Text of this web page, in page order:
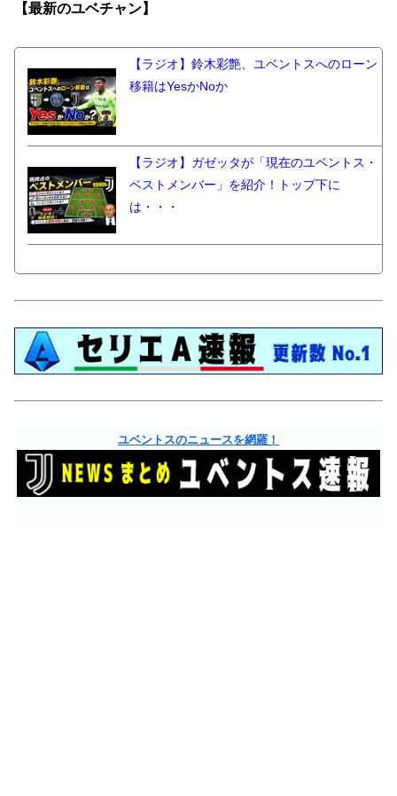
【最新のユベチャン】
【ラジオ】鈴木彩艶、ユベントスへのローン
移籍はYesかNoか
【ラジオ】ガゼッタが「現在のユベントス・
ベストメンバー」を紹介！トップ下に
は・・・
ユベントスのニュースを網羅！